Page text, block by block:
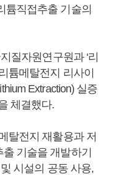
튬직접추출 기술의
질자원연구원과 ‘리
튬메탈전지 리사이
Extraction) 실증
체결했다.
탈전지 재활용과 저
기술을 개발하기
시설의 공동 사용,